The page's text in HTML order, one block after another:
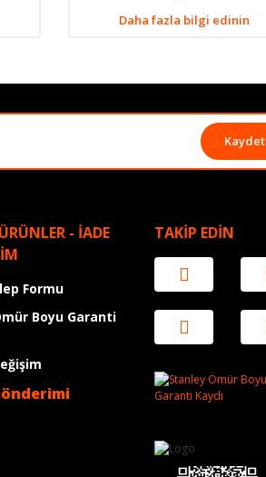
Daha fazla bilgi edinin
Kaydet
- İADE
Formu
Boyu Garanti
TAKİP EDİN